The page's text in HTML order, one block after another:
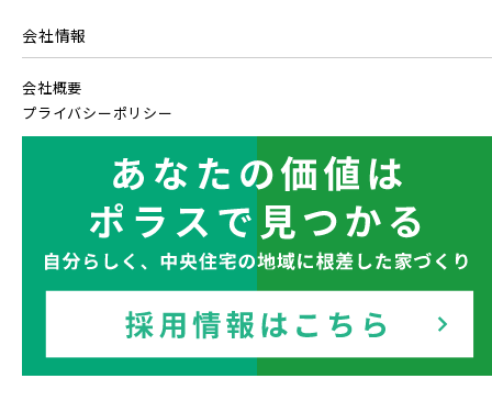
会社情報
会社概要
プライバシーポリシー